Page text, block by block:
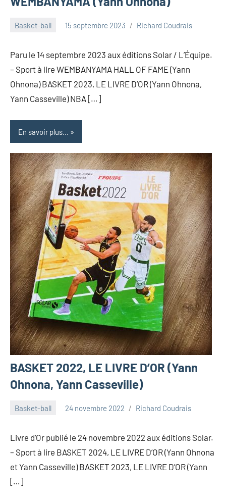
Basket-ball 15 septembre 2023 Richard Coudrais
Paru le 14 septembre 2023 aux éditions Solar / L’Équipe.
– Sport à lire WEMBANYAMA HALL OF FAME (Yann
Ohnona) BASKET 2023, LE LIVRE D’OR (Yann Ohnona,
Yann Casseville) NBA […]
En savoir plus...
BASKET 2022, LE LIVRE D’OR (Yann
Ohnona, Yann Casseville)
Basket-ball 24 novembre 2022 Richard Coudrais
Livre d’Or publié le 24 novembre 2022 aux éditions Solar.
– Sport à lire BASKET 2024, LE LIVRE D’OR (Yann Ohnona
et Yann Casseville) BASKET 2023, LE LIVRE D’OR (Yann
[…]